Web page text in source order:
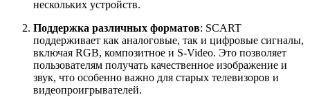
нескольких устройств.
Поддержка различных форматов: SCART
поддерживает как аналоговые, так и цифровые сигналы,
включая RGB, композитное и S-Video. Это позволяет
пользователям получать качественное изображение и
звук, что особенно важно для старых телевизоров и
видеопроигрывателей.